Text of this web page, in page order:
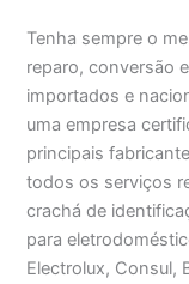
Tenha sempre o
reparo, conversão
importados e
uma empresa
principais
todos os serviços
crachá de
para
Electrolux, Consul,